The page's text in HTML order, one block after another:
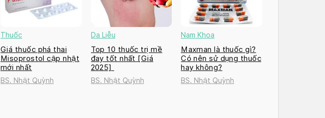
Thuốc
Giá thuốc phá thai
Misoprostol cập nhật
mới nhất
BS. Nhật Quỳnh
Da Liễu
Top 10 thuốc trị mề
đay tốt nhất [Giá
2025]
BS. Nhật Quỳnh
Nam Khoa
Maxman là thuốc gì?
Có nên sử dụng thuốc
hay không?
BS. Nhật Quỳnh